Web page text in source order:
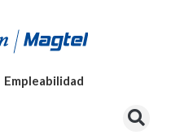
Empleabilidad